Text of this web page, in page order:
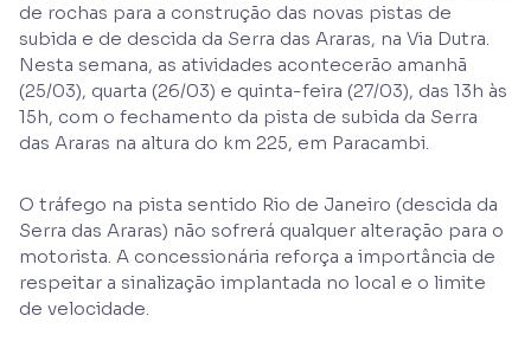
de rochas para a construção das novas pistas de
subida e de descida da Serra das Araras, na Via Dutra.
Nesta semana, as atividades acontecerão amanhã
(25/03), quarta (26/03) e quinta-feira (27/03), das 13h às
15h, com o fechamento da pista de subida da Serra
das Araras na altura do km 225, em Paracambi.
O tráfego na pista sentido Rio de Janeiro (descida da
Serra das Araras) não sofrerá qualquer alteração para o
motorista. A concessionária reforça a importância de
respeitar a sinalização implantada no local e o limite
de velocidade.